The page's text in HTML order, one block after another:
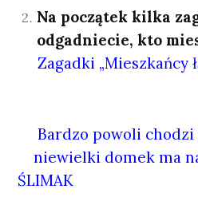
Na początek kilka
odgadniecie, kto
Zagadki „Mieszkańcy
Bardzo powoli chodzi
niewielki domek ma
ŚLIMAK